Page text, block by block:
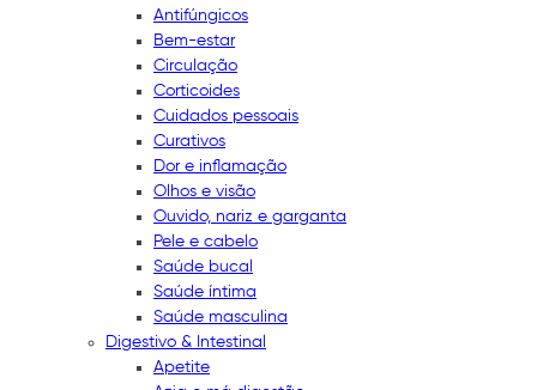
Antifúngicos
Bem-estar
Circulação
Corticoides
Cuidados pessoais
Curativos
Dor e inflamação
Olhos e visão
Ouvido, nariz e garganta
Pele e cabelo
Saúde bucal
Saúde íntima
Saúde masculina
Digestivo & Intestinal
Apetite